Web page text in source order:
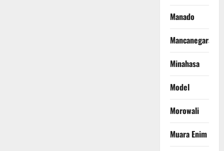
Manado
Mancanegara
Minahasa
Model
Morowali
Muara Enim